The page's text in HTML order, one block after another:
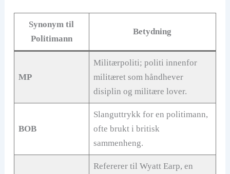
y
i
d
e
o
Synonym til
Politimann
Betydning
MP
Militærpoliti; politi innenfor
militæret som håndhever
disiplin og militære lover.
BOB
Slanguttrykk for en politimann,
ofte brukt i britisk
sammenheng.
Refererer til Wyatt Earp, en